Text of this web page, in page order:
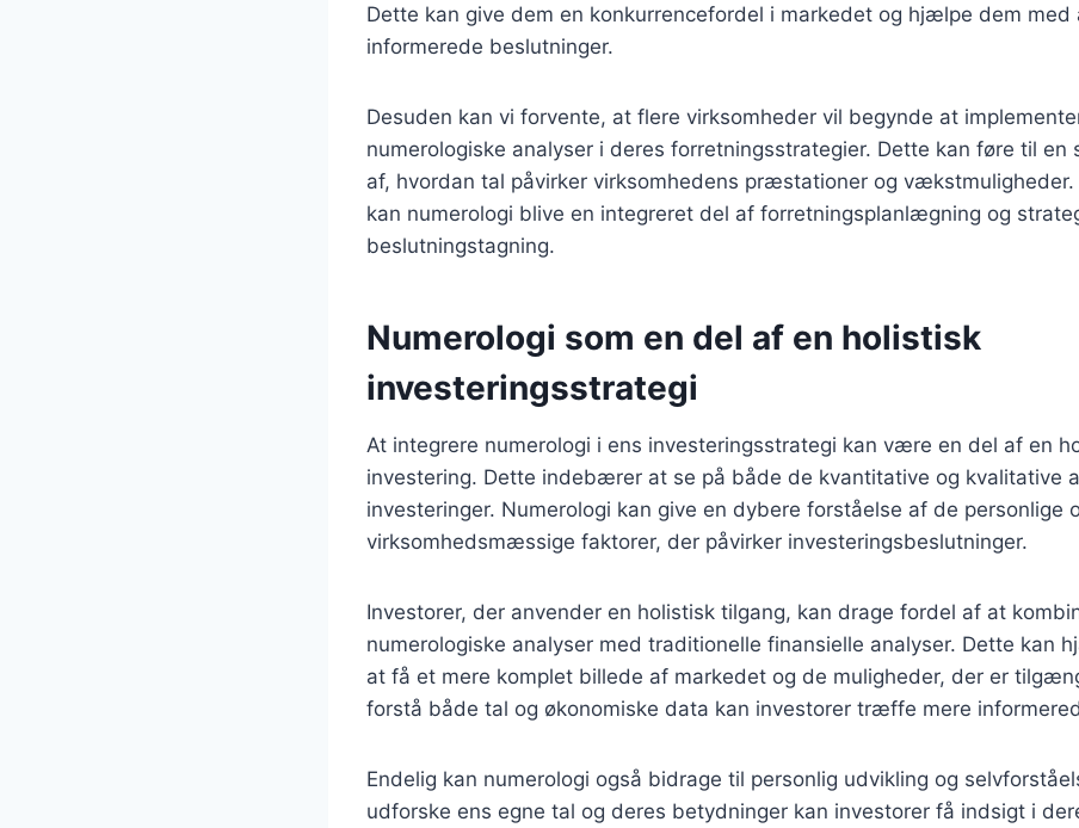
Dette kan give dem en konkurrencefordel i markedet og hjælpe dem
informerede beslutninger.
Desuden kan vi forvente, at flere virksomheder vil begynde at
numerologiske analyser i deres forretningsstrategier. Dette kan føre til en
af, hvordan tal påvirker virksomhedens præstationer og
kan numerologi blive en integreret del af forretningsplanlægning og
beslutningstagning.
Numerologi som en del af en holistisk
investeringsstrategi
At integrere numerologi i ens investeringsstrategi kan være en del af en
investering. Dette indebærer at se på både de kvantitative og kvalitative
investeringer. Numerologi kan give en dybere forståelse af de personlige
virksomhedsmæssige faktorer, der påvirker investeringsbeslutninger.
Investorer, der anvender en holistisk tilgang, kan drage fordel af at
numerologiske analyser med traditionelle finansielle analyser. Dette kan
at få et mere komplet billede af markedet og de muligheder, der er
forstå både tal og økonomiske data kan investorer træffe mere
Endelig kan numerologi også bidrage til personlig udvikling og
udforske ens egne tal og deres betydninger kan investorer få indsigt i